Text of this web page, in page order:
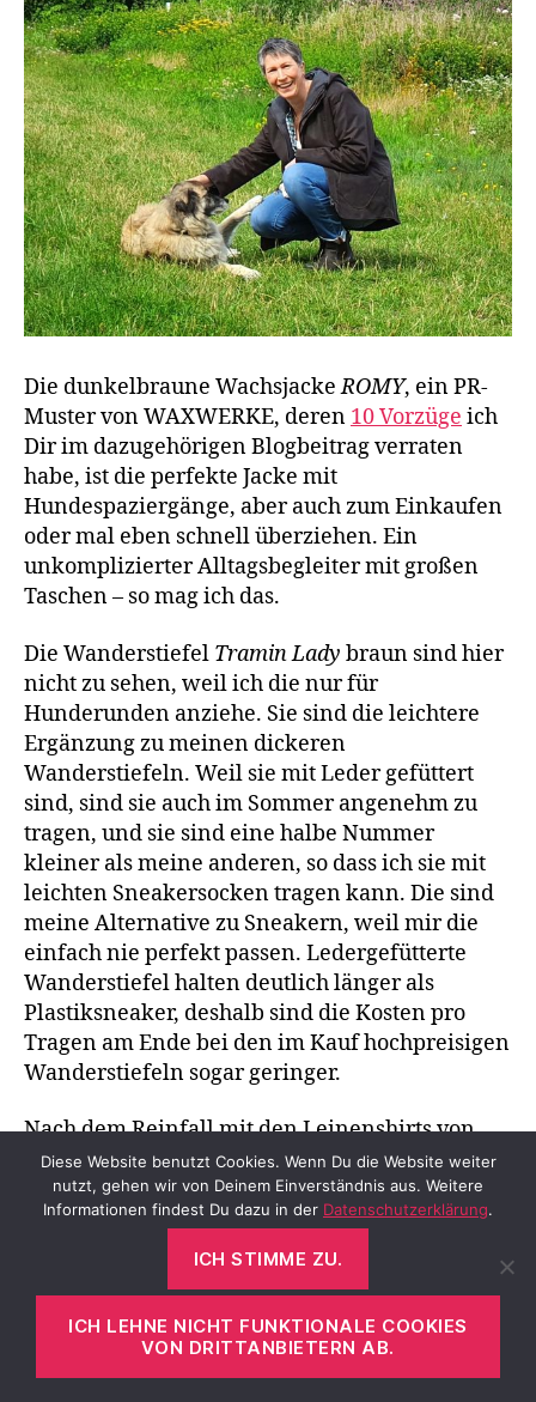
Die dunkelbraune WachsjackeROMY, ein PR-
Muster von WAXWERKE, deren 10 Vorzüge ich
Dir im dazugehörigen Blogbeitrag verraten
habe, ist die perfekte Jacke mit
Hundespaziergänge, aber auch zum Einkaufen
oder mal eben schnell überziehen. Ein
unkomplizierter Alltagsbegleiter mit großen
Taschen – so mag ich das.
Die Wanderstiefel Tramin Lady braun sind hier
nicht zu sehen, weil ich die nur für
Hunderunden anziehe. Sie sind die leichtere
Ergänzung zu meinen dickeren
Wanderstiefeln. Weil sie mit Leder gefüttert
sind, sind sie auch im Sommer angenehm zu
tragen, und sie sind eine halbe Nummer
kleiner als meine anderen, so dass ich sie mit
leichten Sneakersocken tragen kann. Die sind
meine Alternative zu Sneakern, weil mir die
einfach nie perfekt passen. Ledergefütterte
Wanderstiefel halten deutlich länger als
Plastiksneaker, deshalb sind die Kosten pro
Tragen am Ende bei den im Kauf hochpreisigen
Wanderstiefeln sogar geringer.
Nach dem Reinfall mit den Leinenshirts von
Basefield habe ich dann stattdessen habe ich
zwei T-Shirts aus Lyocell bei ARMEDANGELS
gekauft, ModellJILAAdunkelblau und braun.
Sie haben sich in den letzten Monaten bewährt,
auch wenn der seidige Glanz und Fall des Stoffs
etwas heller geworden sind. Außerdem haben
Diese Website benutzt Cookies. Wenn Du die Website weiter
nutzt, gehen wir von Deinem Einverständnis aus. Weitere
Informationen findest Du dazu in der Datenschutzerklärung.
ICH STIMME ZU.
ICH LEHNE NICHT FUNKTIONALE COOKIES
VON DRITTANBIETERN AB.